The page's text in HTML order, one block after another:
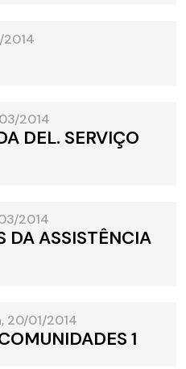
2014
2014
DEL. SERVIÇO
2014
DA ASSISTÊNCIA
20/01/2014
1